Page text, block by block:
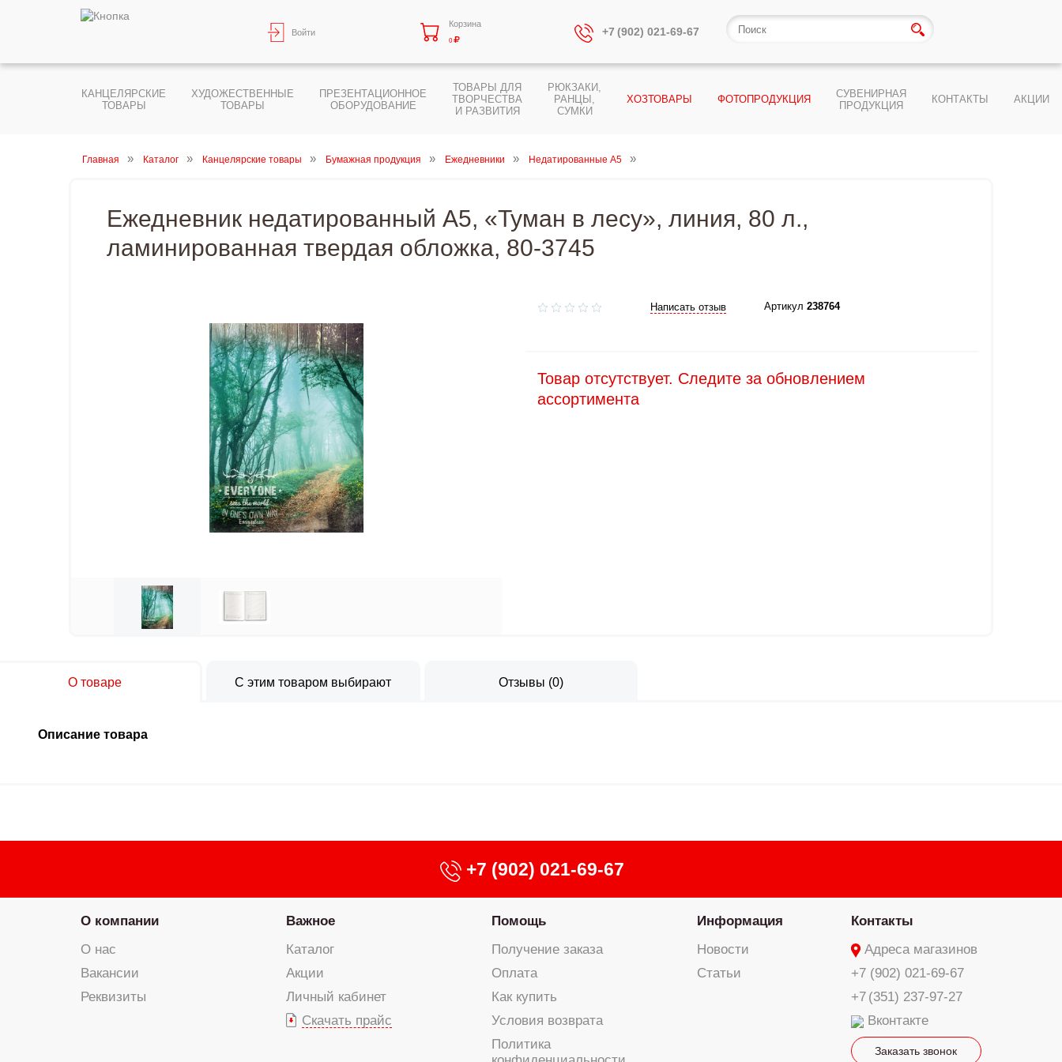
Войти
Корзина
0
+7 (902) 021-69-67
КАНЦЕЛЯРСКИЕ
ТОВАРЫ
ХУДОЖЕСТВЕННЫЕ
ТОВАРЫ
ПРЕЗЕНТАЦИОННОЕ
ОБОРУДОВАНИЕ
ТОВАРЫ ДЛЯ
ТВОРЧЕСТВА
И РАЗВИТИЯ
РЮКЗАКИ,
РАНЦЫ,
СУМКИ
ХОЗТОВАРЫ ФОТОПРОДУКЦИЯ
СУВЕНИРНАЯ
ПРОДУКЦИЯ
КОНТАКТЫ АКЦИИ
Главная Каталог Канцелярские товары Бумажная продукция Ежедневники Недатированные А5
Ежедневник недатированный А5, «Туман в лесу», линия, 80 л.,
ламинированная твердая обложка, 80-3745
Написать отзыв Артикул 238764
Товар отсутствует. Следите за обновлением
ассортимента
О товаре С этим товаром выбирают Отзывы (0)
Описание товара
+7 (902) 021-69-67
О компании
О нас
Вакансии
Реквизиты
Важное
Каталог
Акции
Личный кабинет
Скачать прайс
Помощь
Получение заказа
Оплата
Как купить
Условия возврата
Политика
Информация
Новости
Статьи
Контакты
Адреса магазинов
+7 (902) 021-69-67
+7 (351) 237-97-27
Вконтакте
Заказать звонок